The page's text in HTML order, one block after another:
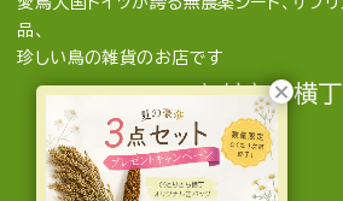
品、
珍しい鳥の雑貨のお店です
とりきち横丁